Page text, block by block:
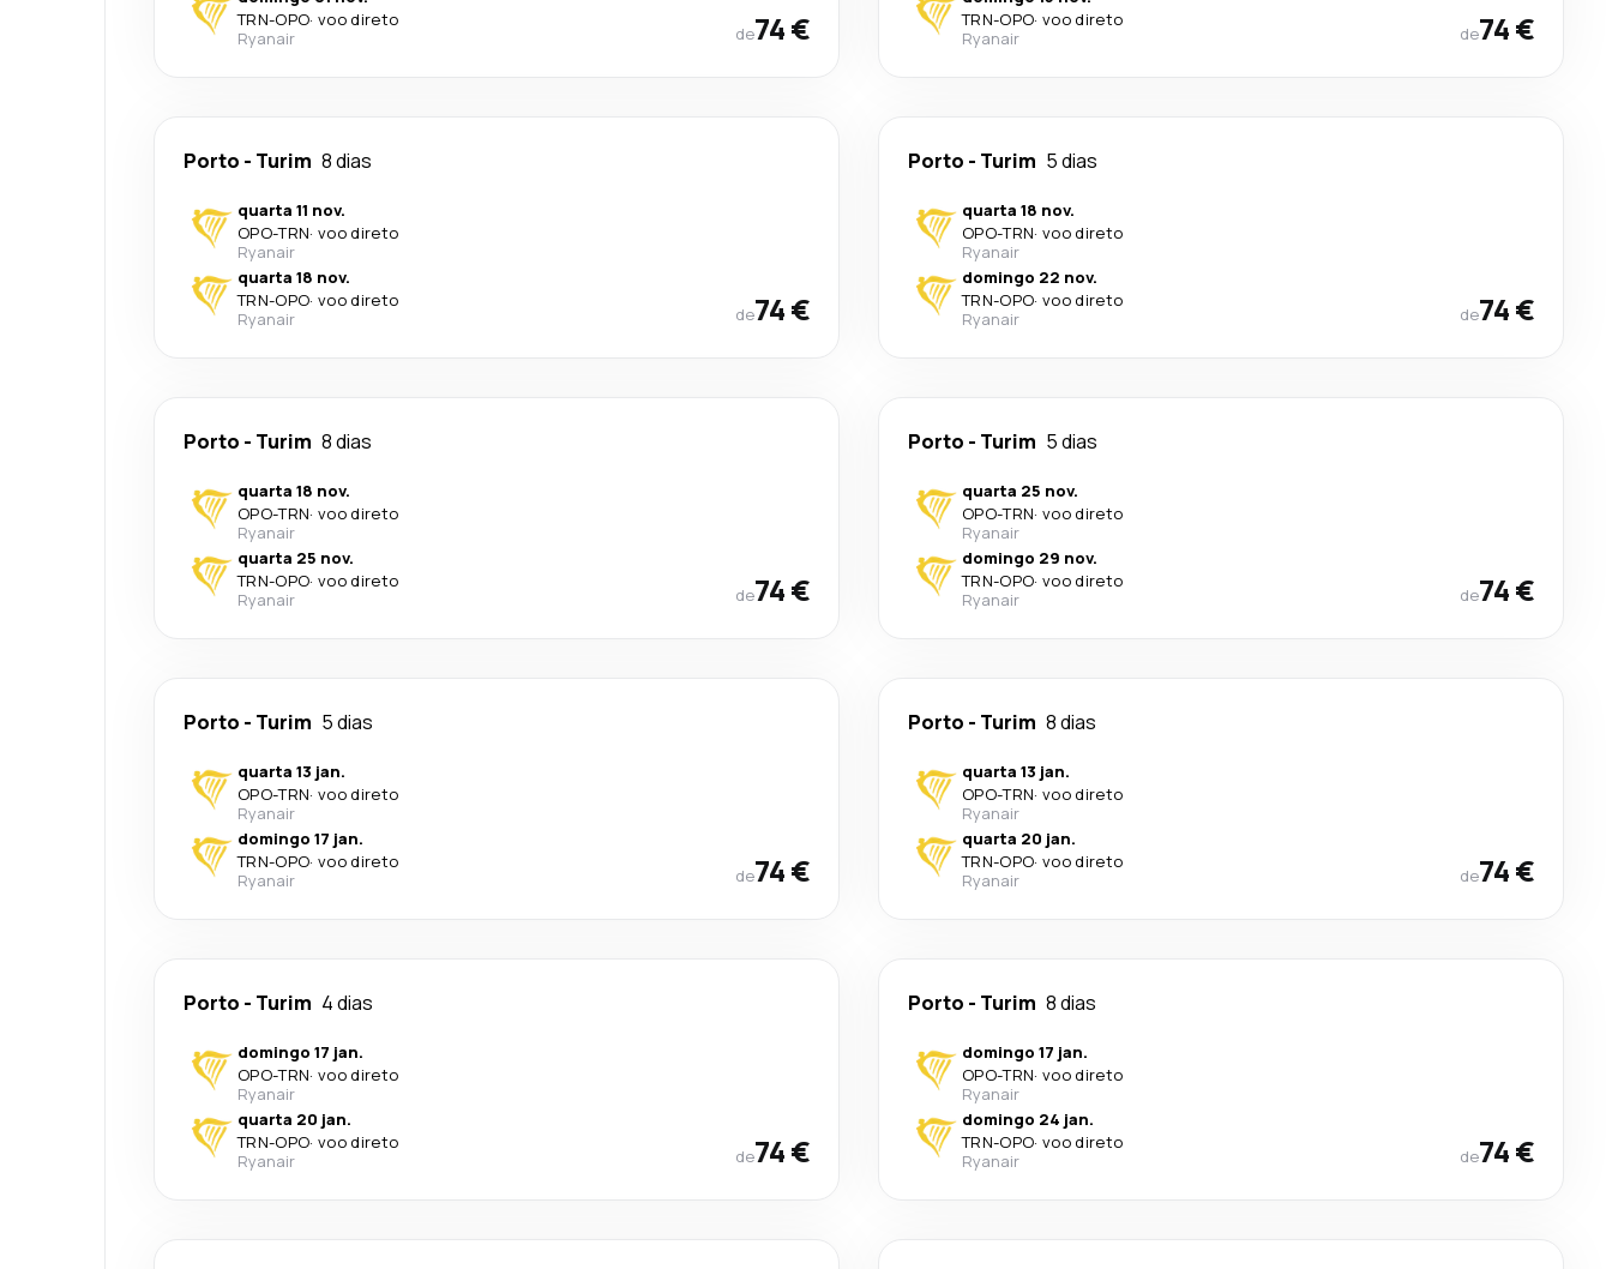
TRN-OPO· voo direto
Ryanair
de74 €
TRN-OPO· voo direto
Ryanair
de74 €
Porto - Turim 8 dias
quarta 11 nov.
OPO-TRN· voo direto
Ryanair
quarta 18 nov.
TRN-OPO· voo direto
Ryanair
de74 €
Porto - Turim 5 dias
quarta 18 nov.
OPO-TRN· voo direto
Ryanair
domingo 22 nov.
TRN-OPO· voo direto
Ryanair
de74 €
Porto - Turim 8 dias
quarta 18 nov.
OPO-TRN· voo direto
Ryanair
quarta 25 nov.
TRN-OPO· voo direto
Ryanair
de74 €
Porto - Turim 5 dias
quarta 25 nov.
OPO-TRN· voo direto
Ryanair
domingo 29 nov.
TRN-OPO· voo direto
Ryanair
de74 €
Porto - Turim 5 dias
quarta 13 jan.
OPO-TRN· voo direto
Ryanair
domingo 17 jan.
TRN-OPO· voo direto
Ryanair
de74 €
Porto - Turim 8 dias
quarta 13 jan.
OPO-TRN· voo direto
Ryanair
quarta 20 jan.
TRN-OPO· voo direto
Ryanair
de74 €
Porto - Turim 4 dias
domingo 17 jan.
OPO-TRN· voo direto
Ryanair
quarta 20 jan.
TRN-OPO· voo direto
Ryanair
de74 €
Porto - Turim 8 dias
domingo 17 jan.
OPO-TRN· voo direto
Ryanair
domingo 24 jan.
TRN-OPO· voo direto
Ryanair
de74 €